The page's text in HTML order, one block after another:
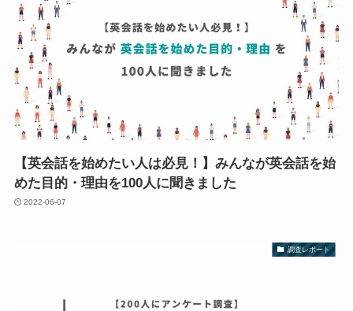
【英会話を始めたい人は必見！】みんなが英会話を始
めた目的・理由を100人に聞きました
2022-06-07
調査レポート